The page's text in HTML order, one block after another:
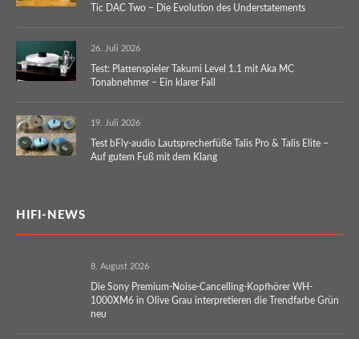
Tic DAC Two – Die Evolution des Understatements
26. Juli 2026
Test: Plattenspieler Takumi Level 1.1 mit Aka MC
Tonabnehmer – Ein klarer Fall
19. Juli 2026
Test bFly-audio Lautsprecherfüße Talis Pro & Talis Elite –
Auf gutem Fuß mit dem Klang
HIFI-NEWS
8. August 2026
Die Sony Premium-Noise-Cancelling-Kopfhörer WH-
1000XM6 in Olive Grau interpretieren die Trendfarbe Grün
neu